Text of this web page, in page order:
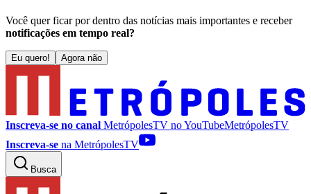
Você quer ficar por dentro das notícias mais importantes e receber
notificações em tempo real?
Eu quero! Agora não
Inscreva-se no canal MetrópolesTV noYouTubeMetrópolesTV
Inscreva-se na MetrópolesTV
Busca